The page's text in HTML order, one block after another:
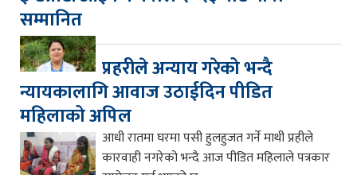
सम्मानित
प्रहरीले अन्याय गरेको भन्दै
न्यायकालागि आवाज उठाईदिन पीडित
महिलाको अपिल
आधी रातमा घरमा पसी हुलहुजत गर्ने माथी प्रहीले
कारवाही नगरेको भन्दै आज पीडित महिलाले पत्रकार